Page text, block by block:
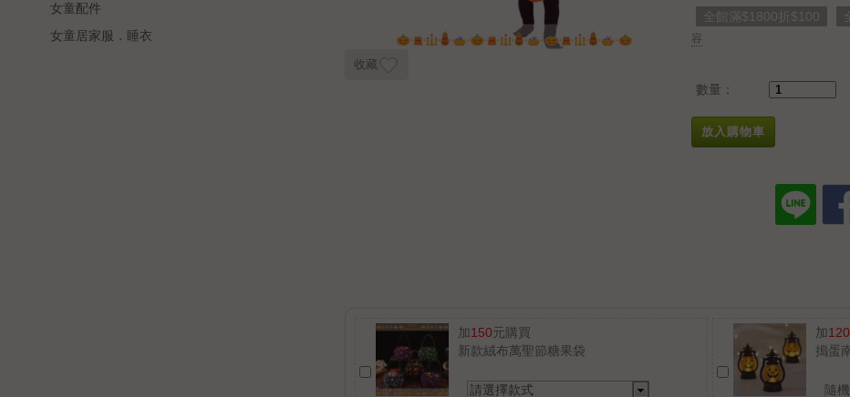
女童配件
女童居家服．睡衣
收藏
全館滿$1800折$100
容
數量：
放入購物車
加150元購買
新款絨布萬聖節糖果袋
請選擇款式
加120
搗蛋
隨